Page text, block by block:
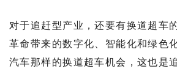
对于追赶型产业，还要有换道超车
革命带来的数字化、智能化和绿色
汽车那样的换道超车机会，这也是